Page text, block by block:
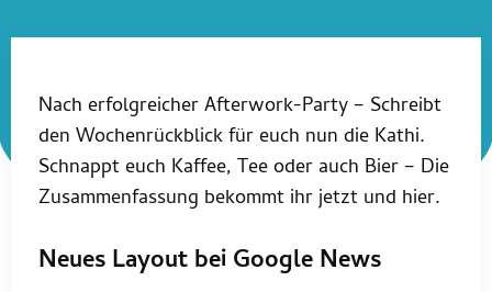
Nach erfolgreicher Afterwork-Party – Schreibt
den Wochenrückblick für euch nun die Kathi.
Schnappt euch Kaffee, Tee oder auch Bier – Die
Zusammenfassung bekommt ihr jetzt und hier.
Neues Layout bei Google News